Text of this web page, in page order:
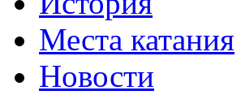
Места катания
Новости